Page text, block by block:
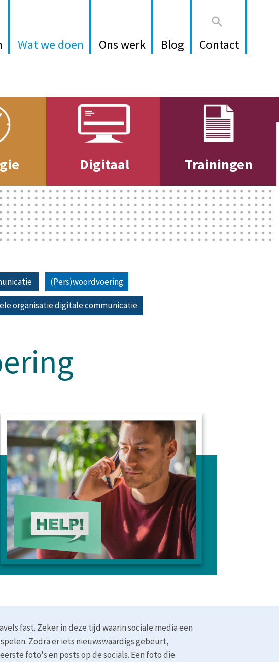

Wat we doen Ons werk Blog Contact
Digitaal Trainingen
(Pers)woordvoering
organisatie digitale communicatie
fast. Zeker in deze tijd waarin sociale media een
Zodra er iets nieuwswaardigs gebeurt,
foto's en posts op de socials. Een foto die